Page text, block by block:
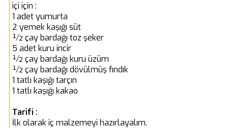
içi için :
1 adet yumurta
2 yemek kaşığı süt
½ çay bardağı toz şeker
5 adet kuru incir
½ çay bardağı kuru üzüm
½ çay bardağı dövülmüş fındık
1 tatlı kaşığı tarçın
1 tatlı kaşığı kakao
Tarifi :
İlk olarak iç malzemeyi hazırlayalım.